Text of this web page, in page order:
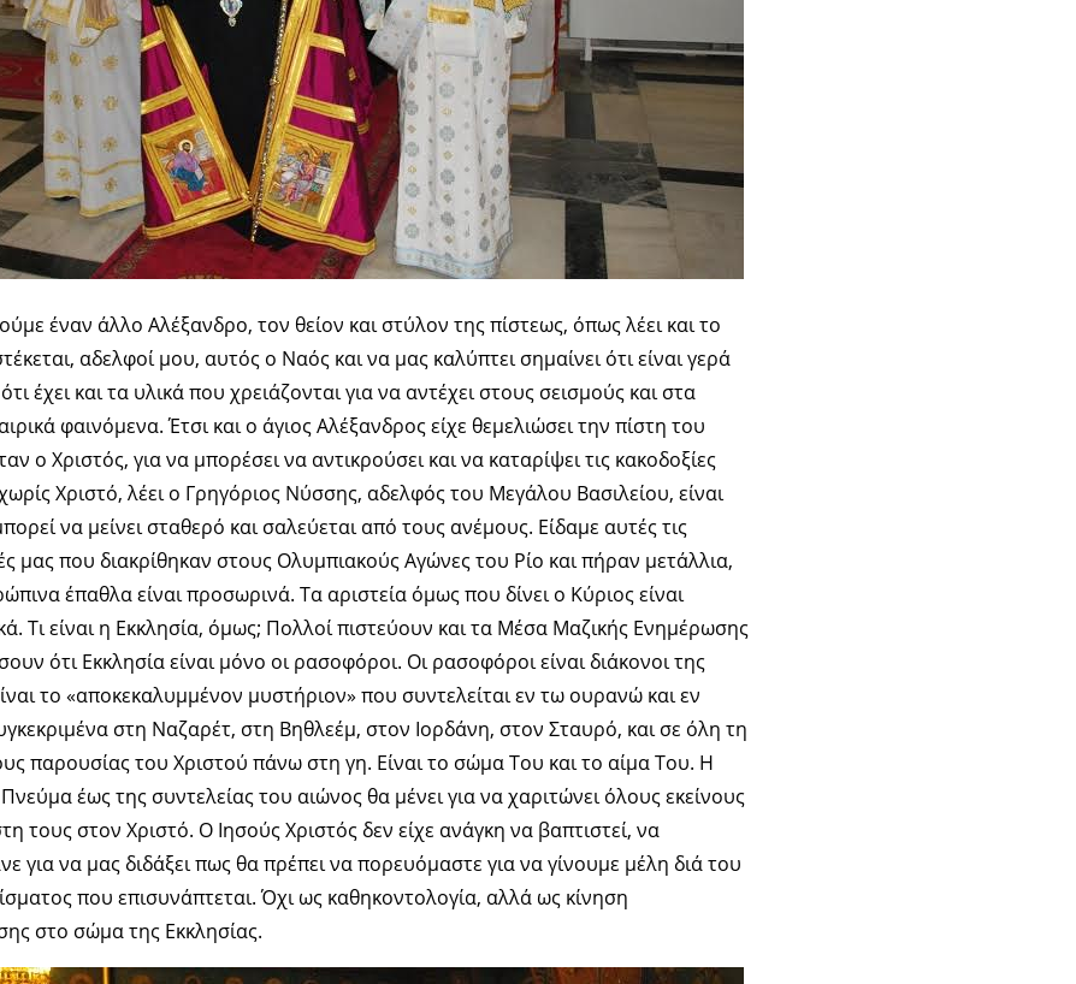
έναν άλλο Αλέξανδρο, τον θείον και στύλον της πίστεως, όπως λέει και το
αδελφοί μου, αυτός ο Ναός και να μας καλύπτει σημαίνει ότι είναι γερά
έχει και τα υλικά που χρειάζονται για να αντέχει στους σεισμούς και στα
φαινόμενα. Έτσι και ο άγιος Αλέξανδρος είχε θεμελιώσει την πίστη του
ο Χριστός, για να μπορέσει να αντικρούσει και να καταρίψει τις κακοδοξίες
Χριστό, λέει ο Γρηγόριος Νύσσης, αδελφός του Μεγάλου Βασιλείου, είναι
να μείνει σταθερό και σαλεύεται από τους ανέμους. Είδαμε αυτές τις
μας που διακρίθηκαν στους Ολυμπιακούς Αγώνες του Ρίο και πήραν μετάλλια,
έπαθλα είναι προσωρινά. Τα αριστεία όμως που δίνει ο Κύριος είναι
Τι είναι η Εκκλησία, όμως; Πολλοί πιστεύουν και τα Μέσα Μαζικής Ενημέρωσης
ότι Εκκλησία είναι μόνο οι ρασοφόροι. Οι ρασοφόροι είναι διάκονοι της
το «αποκεκαλυμμένον μυστήριον» που συντελείται εν τω ουρανώ και εν
στη Ναζαρέτ, στη Βηθλεέμ, στον Ιορδάνη, στον Σταυρό, και σε όλη τη
παρουσίας του Χριστού πάνω στη γη. Είναι το σώμα Του και το αίμα Του. Η
έως της συντελείας του αιώνος θα μένει για να χαριτώνει όλους εκείνους
τους στον Χριστό. Ο Ιησούς Χριστός δεν είχε ανάγκη να βαπτιστεί, να
για να μας διδάξει πως θα πρέπει να πορευόμαστε για να γίνουμε μέλη διά του
που επισυνάπτεται. Όχι ως καθηκοντολογία, αλλά ως κίνηση
στο σώμα της Εκκλησίας.